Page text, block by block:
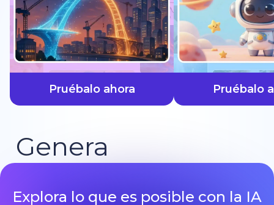
Pruébalo ahora Pruébalo
Genera
más rápido
Explora lo que es posible con la IA